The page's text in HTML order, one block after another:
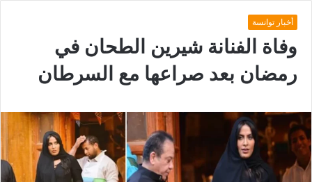
أخبار توانسة
وفاة الفنانة شيرين الطحان في
رمضان بعد صراعها مع السرطان